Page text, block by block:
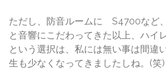
ただし、防音ルームに S4700など
と音響にこだわってきた以上、ハイ
という選択は、私には無い事は間違
生も少なくなってきましたしね。(